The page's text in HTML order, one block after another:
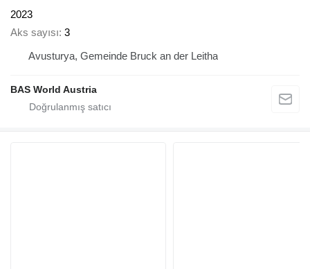
2023
Aks sayısı 3
Avusturya, Gemeinde Bruck an der Leitha
BAS World Austria